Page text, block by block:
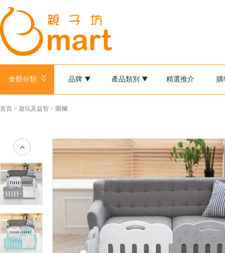
全部分類 品牌 產品類別 精選推介 購
首頁 > 遊玩及益智 > 圍欄